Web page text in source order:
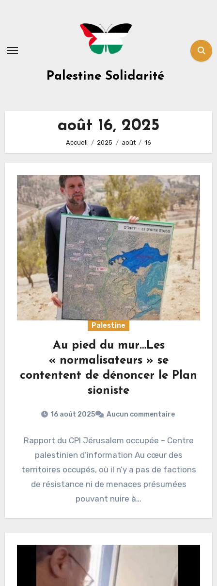
Palestine Solidarité
août 16, 2025
Accueil 2025 août 16
Palestine
Au pied du mur…Les
« normalisateurs » se
contentent de dénoncer le Plan
sioniste
16 août 2025 Aucun commentaire
Rapport du CPI Jérusalem occupée – Centre
palestinien d’information Au cœur des
territoires occupés, où il n’y a pas de factions
de résistance ni de menaces présumées
pouvant nuire à…